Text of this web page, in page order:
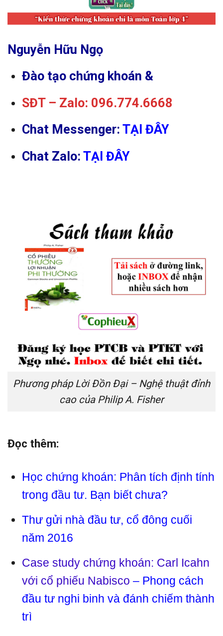
Nguyễn Hữu Ngọ
Đào tạo chứng khoán &
SĐT – Zalo: 096.774.6668
Chat Messenger:TẠI ĐÂY
Chat Zalo:TẠI ĐÂY
Phương pháp Lời Đồn Đại – Nghệ thuật đỉnh
cao của Philip A. Fisher
Đọc thêm:
Học chứng khoán: Phân tích định tính
trong đầu tư. Bạn biết chưa?
Thư gửi nhà đầu tư, cổ đông cuối
năm 2016
Case study chứng khoán: Carl Icahn
với cổ phiếu Nabisco – Phong cách
đầu tư nghi binh và đánh chiếm thành
trì